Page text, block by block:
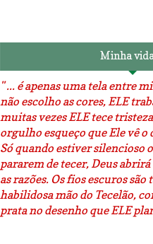
Minha
" ... é apenas uma tela entre
não escolho as cores, ELE
muitas vezes ELE tece
orgulho esqueço que Ele vê o
Só quando estiver silencioso
pararem de tecer, Deus
as razões. Os fios escuros são
habilidosa mão do Tecelão,
prata no desenho que ELE